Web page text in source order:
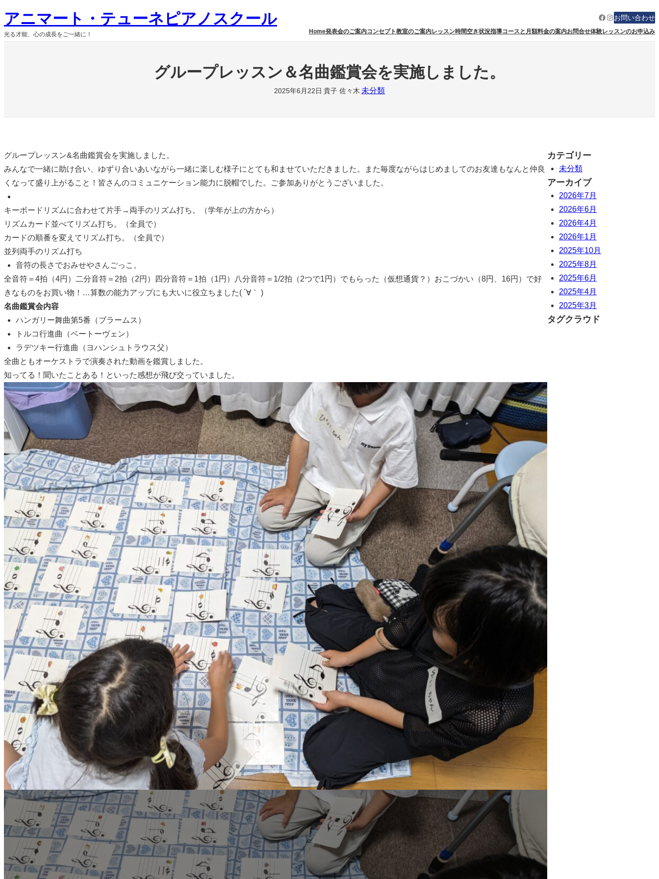
容
を
アニマート・テューネピアノスクール
光る才能、心の成長をご一緒に！
Facebook
Instagram
お問い合わせ
Home発表会のご案内コンセプト教室のご案内レッスン時間空き状況指導コースと月額料金の案内お問合せ体験レッスンのお申込み
グループレッスン＆名曲鑑賞会を実施しました。
2025年6月22日 貴子 佐々木 未分類
グループレッスン&名曲鑑賞会を実施しました。
みんなで一緒に助け合い、ゆずり合いあいながら一緒に楽しむ様子にとても和ませていただきました。また毎度ながらはじめましてのお友達もなんと仲良
くなって盛り上がること！皆さんのコミュニケーション能力に脱帽でした。ご参加ありがとうございました。
キーボードリズムに合わせて片手→両手のリズム打ち。（学年が上の方から）
リズムカード並べてリズム打ち。（全員で）
カードの順番を変えてリズム打ち。（全員で）
並列両手のリズム打ち
音符の長さでおみせやさんごっこ。
全音符＝4拍（4円）二分音符＝2拍（2円）四分音符＝1拍（1円）八分音符＝1/2拍（2つで1円）でもらった（仮想通貨？）おこづかい（8円、16円）で好
きなものをお買い物！…算数の能力アップにも大いに役立ちました( ´∀｀ )
名曲鑑賞会内容
ハンガリー舞曲第5番（ブラームス）
トルコ行進曲（ベートーヴェン）
ラデツキー行進曲（ヨハンシュトラウス父）
全曲ともオーケストラで演奏された動画を鑑賞しました。
知ってる！聞いたことある！といった感想が飛び交っていました。
カテゴリー
未分類
アーカイブ
2026年7月
2026年6月
2026年4月
2026年1月
2025年10月
2025年8月
2025年6月
2025年4月
2025年3月
タグクラウド